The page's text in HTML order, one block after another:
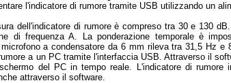
l'indicatore di rumore tramite USB utilizzando un
dell'indicatore di rumore è compreso tra 30 e 130
di frequenza A. La ponderazione temporale è
a condensatore da 6 mm rileva tra 31,5 Hz e
a un PC tramite l'interfaccia USB. Attraverso il
del PC in tempo reale. L'indicatore di rumore
attraverso il software.